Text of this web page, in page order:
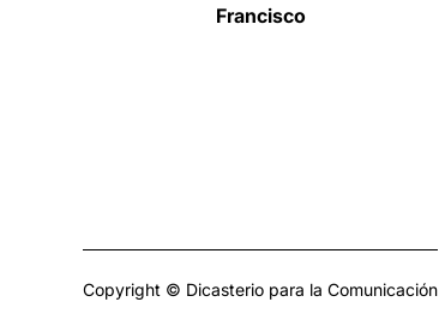
Francisco
Copyright © Dicasterio para la Comunicación